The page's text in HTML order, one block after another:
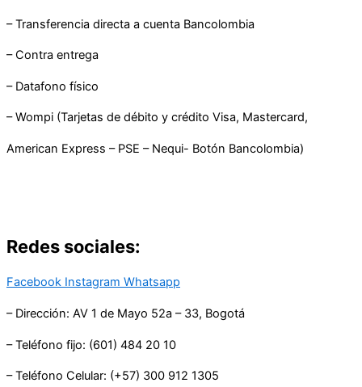
– Transferencia directa a cuenta Bancolombia
– Contra entrega
– Datafono físico
– Wompi (Tarjetas de débito y crédito Visa, Mastercard,
American Express – PSE – Nequi- Botón Bancolombia)
Redes sociales:
Facebook Instagram Whatsapp
– Dirección: AV 1 de Mayo 52a – 33, Bogotá
– Teléfono fijo: (601) 484 20 10
– Teléfono Celular: (+57) 300 912 1305